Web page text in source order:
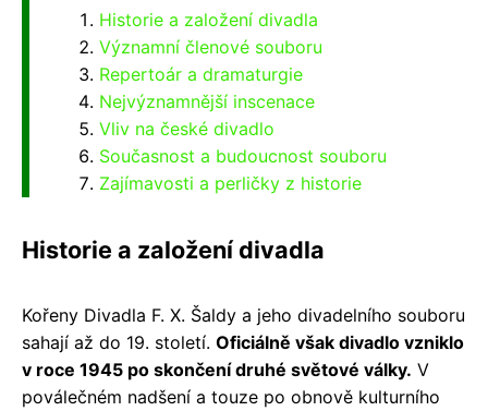
Historie a založení divadla
Významní členové souboru
Repertoár a dramaturgie
Nejvýznamnější inscenace
Vliv na české divadlo
Současnost a budoucnost souboru
Zajímavosti a perličky z historie
Historie a založení divadla
Kořeny Divadla F. X. Šaldy a jeho divadelního souboru
sahají až do 19. století. Oficiálně však divadlo vzniklo
v roce 1945 po skončení druhé světové války. V
poválečném nadšení a touze po obnově kulturního